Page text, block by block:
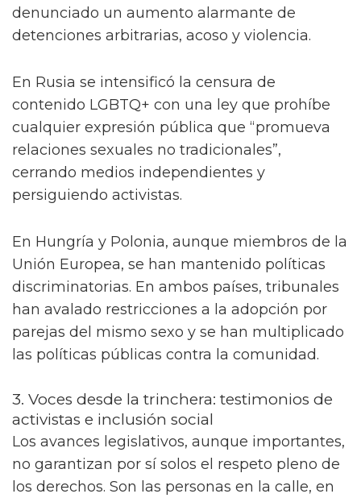
denunciado un aumento alarmante de
detenciones arbitrarias, acoso y violencia.
En Rusia se intensificó la censura de
contenido LGBTQ+ con una ley que prohíbe
cualquier expresión pública que “promueva
relaciones sexuales no tradicionales”,
cerrando medios independientes y
persiguiendo activistas.
En Hungría y Polonia, aunque miembros de la
Unión Europea, se han mantenido políticas
discriminatorias. En ambos países, tribunales
han avalado restricciones a la adopción por
parejas del mismo sexo y se han multiplicado
las políticas públicas contra la comunidad.
3. Voces desde la trinchera: testimonios de
activistas e inclusión social
Los avances legislativos, aunque importantes,
no garantizan por sí solos el respeto pleno de
los derechos. Son las personas en la calle, en